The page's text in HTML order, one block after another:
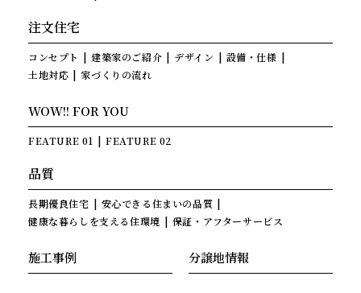
注文住宅
コンセプト 建築家のご紹介 デザイン
設備・仕様
土地対応
家づくりの流れ
WOW!! FOR YOU
FEATURE 01 FEATURE 02
品質
長期優良住宅
安心できる住まいの品質
健康な暮らしを支える住環境
保証・アフターサービス
施工事例 分譲地情報